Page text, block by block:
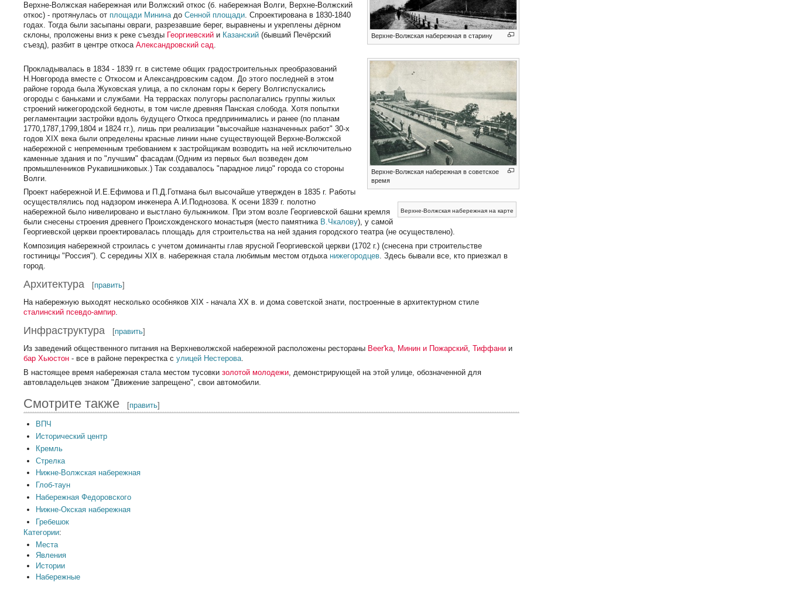
Верхне-Волжская набережная в старину
Верхне-Волжская набережная в советское
время
Верхне-Волжская набережная на карте
Верхне-Волжская набережная или Волжский откос (б. набережная Волги, Верхне-Волжский
откос) - протянулась от площади МининадоСенной площади. Спроектирована в 1830-1840
годах. Тогда были засыпаны овраги, разрезавшие берег, выравнены и укреплены дёрном
склоны, проложены вниз к реке съезды Георгиевский и Казанский (бывший Печёрский
съезд), разбит в центре откосаАлександровский сад.
Прокладывалась в 1834 - 1839 гг. в системе общих градостроительных преобразований
Н.Новгорода вместе с Откосом и Александровским садом. До этого последней в этом
районе города была Жуковская улица, а по склонам горы к берегу Волгиспускались
огороды с баньками и службами. На террасках полугоры располагались группы жилых
строений нижегородской бедноты, в том числе древняя Панская слобода. Хотя попытки
регламентации застройки вдоль будущего Откоса предпринимались и ранее (по планам
1770,1787,1799,1804 и 1824 гг.), лишь при реализации "высочайше назначенных работ" 30-х
годов XIX века были определены красные линии ныне существующей Верхне-Волжской
набережной с непременным требованием к застройщикам возводить на ней исключительно
каменные здания и по "лучшим" фасадам.(Одним из первых был возведен дом
промышленников Рукавишниковых.) Так создавалось "парадное лицо" города со стороны
Волги.
Проект набережной И.Е.Ефимова и П.Д.Готмана был высочайше утвержден в 1835 г. Работы
осуществлялись под надзором инженера А.И.Поднозова. К осени 1839 г. полотно
набережной было нивелировано и выстлано булыжником. При этом возле Георгиевской башни кремля
были снесены строения древнего Происхожденского монастыря (место памятника В.Чкалову), у самой
Георгиевской церкви проектировалась площадь для строительства на ней здания городского театра (не осуществлено).
Композиция набережной строилась с учетом доминанты глав ярусной Георгиевской церкви (1702 г.) (снесена при строительстве
гостиницы "Россия"). С середины XIX в. набережная стала любимым местом отдыха нижегородцев . Здесь бывали все, кто приезжал в
город.
Архитектура [править]
На набережную выходят несколько особняков XIX - начала XX в. и дома советской знати, построенные в архитектурном стиле
сталинский псевдо-ампир.
Инфраструктура [править]
Из заведений общественного питания на Верхневолжской набережной расположены рестораны Beer'ka, Минин и Пожарский,Тиффани и
бар Хьюстон - все в районе перекрестка сулицей Нестерова.
В настоящее время набережная стала местом тусовкизолотой молодежи , демонстрирующей на этой улице, обозначенной для
автовладельцев знаком "Движение запрещено", свои автомобили.
Смотрите также [править]
ВПЧ
Исторический центр
Кремль
Стрелка
Нижне-Волжская набережная
Глоб-таун
Набережная Федоровского
Нижне-Окская набережная
Гребешок
Категории:
Места
Явления
Истории
Набережные